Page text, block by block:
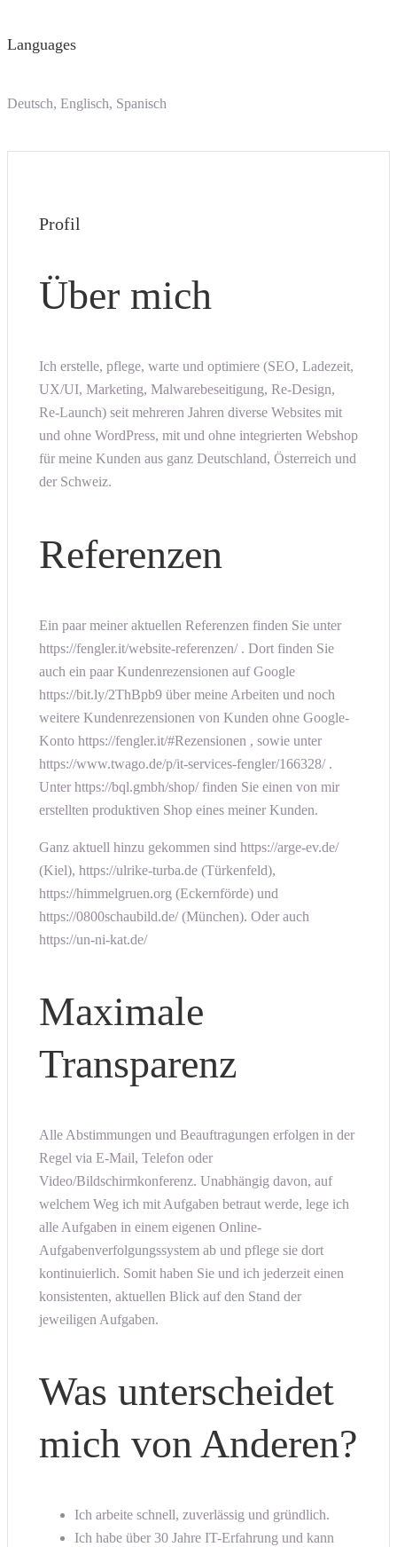
Languages
Deutsch, Englisch, Spanisch
Profil
Über mich
Ich erstelle, pflege, warte und optimiere (SEO, Ladezeit,
UX/UI, Marketing, Malwarebeseitigung, Re-Design,
Re-Launch) seit mehreren Jahren diverse Websites mit
und ohne WordPress, mit und ohne integrierten Webshop
für meine Kunden aus ganz Deutschland, Österreich und
der Schweiz.
Referenzen
Ein paar meiner aktuellen Referenzen finden Sie unter
https://fengler.it/website-referenzen/ . Dort finden Sie
auch ein paar Kundenrezensionen auf Google
https://bit.ly/2ThBpb9 über meine Arbeiten und noch
weitere Kundenrezensionen von Kunden ohne Google-
Konto https://fengler.it/#Rezensionen , sowie unter
https://www.twago.de/p/it-services-fengler/166328/ .
Unter https://bql.gmbh/shop/ finden Sie einen von mir
erstellten produktiven Shop eines meiner Kunden.
Ganz aktuell hinzu gekommen sind https://arge-ev.de/
(Kiel), https://ulrike-turba.de (Türkenfeld),
https://himmelgruen.org (Eckernförde) und
https://0800schaubild.de/ (München). Oder auch
https://un-ni-kat.de/
Maximale
Transparenz
Alle Abstimmungen und Beauftragungen erfolgen in der
Regel via E-Mail, Telefon oder
Video/Bildschirmkonferenz. Unabhängig davon, auf
welchem Weg ich mit Aufgaben betraut werde, lege ich
alle Aufgaben in einem eigenen Online-
Aufgabenverfolgungssystem ab und pflege sie dort
kontinuierlich. Somit haben Sie und ich jederzeit einen
konsistenten, aktuellen Blick auf den Stand der
jeweiligen Aufgaben.
Was unterscheidet
mich von Anderen?
Ich arbeite schnell, zuverlässig und gründlich.
Ich habe über 30 Jahre IT-Erfahrung und kann